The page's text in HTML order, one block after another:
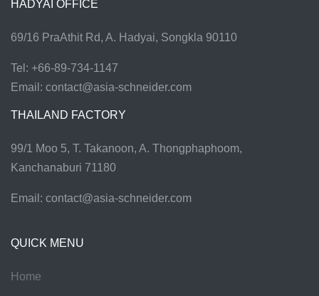
HADYAI OFFICE
69/16 PraAthit Rd, A. Hadyai, Songkla 90110
Tel: +66-89-734-1147
Email: contact@asia-schneider.com
THAILAND FACTORY
99/1 Moo 5, T. Takanoon, A. Thongphaphoom,
Kanchanaburi 71180
Email: contact@asia-schneider.com
QUICK MENU
Home